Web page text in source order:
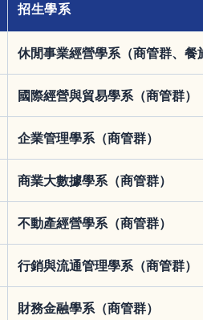
招生學系
休閒事業經營學系（商管群、餐
國際經營與貿易學系（商管群）
企業管理學系（商管群）
商業大數據學系（商管群）
不動產經營學系（商管群）
行銷與流通管理學系（商管群）
財務金融學系（商管群）